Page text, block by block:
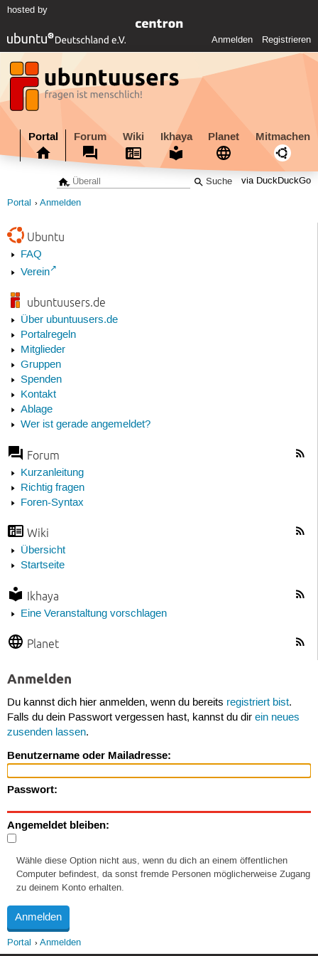
hosted by
Anmelden Registrieren
Portal Forum Wiki Ikhaya Planet Mitmachen
via DuckDuckGo
Portal Anmelden
Ubuntu
FAQ
Verein
ubuntuusers.de
Über ubuntuusers.de
Portalregeln
Mitglieder
Gruppen
Spenden
Kontakt
Ablage
Wer ist gerade angemeldet?
Forum
Kurzanleitung
Richtig fragen
Foren-Syntax
Wiki
Übersicht
Startseite
Ikhaya
Eine Veranstaltung vorschlagen
Planet
Anmelden
Du kannst dich hier anmelden, wenn du bereits registriert bist.
Falls du dein Passwort vergessen hast, kannst du dir ein neues
zusenden lassen.
Benutzername oder Mailadresse:
Passwort:
Angemeldet bleiben:
Wähle diese Option nicht aus, wenn du dich an einem öffentlichen
Computer befindest, da sonst fremde Personen möglicherweise Zugang
zu deinem Konto erhalten.
Portal Anmelden